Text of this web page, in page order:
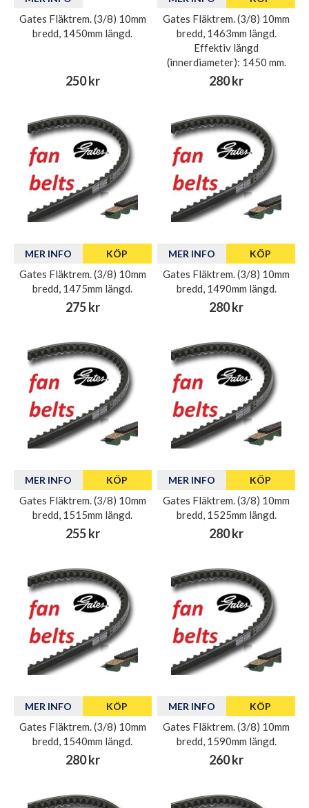
Gates Fläktrem. (3/8) 10mm
bredd, 1450mm längd.
250 kr
Gates Fläktrem. (3/8) 10mm
bredd, 1463mm längd.
Effektiv längd
(innerdiameter): 1450 mm.
280 kr
MER INFO KÖP
Gates Fläktrem. (3/8) 10mm
bredd, 1475mm längd.
275 kr
MER INFO KÖP
Gates Fläktrem. (3/8) 10mm
bredd, 1490mm längd.
280 kr
MER INFO KÖP
Gates Fläktrem. (3/8) 10mm
bredd, 1515mm längd.
255 kr
MER INFO KÖP
Gates Fläktrem. (3/8) 10mm
bredd, 1525mm längd.
280 kr
MER INFO KÖP
Gates Fläktrem. (3/8) 10mm
bredd, 1540mm längd.
280 kr
MER INFO KÖP
Gates Fläktrem. (3/8) 10mm
bredd, 1590mm längd.
260 kr